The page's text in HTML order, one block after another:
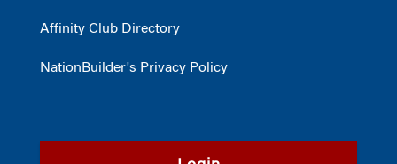
Affinity Club Directory
NationBuilder's Privacy Policy